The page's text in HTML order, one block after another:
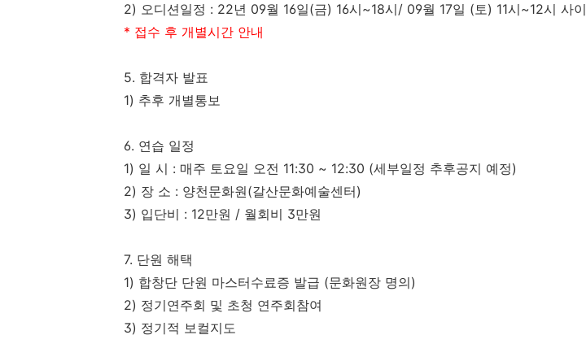
2) 오디션일정 : 22년 09월 16일(금) 16시~18시/ 09월 17일 (토) 11시~12시 사이
* 접수 후 개별시간 안내
5. 합격자 발표
1) 추후 개별통보
6. 연습 일정
1) 일 시 : 매주 토요일 오전 11:30 ~ 12:30 (세부일정 추후공지 예정)
2) 장 소 : 양천문화원(갈산문화예술센터)
3) 입단비 : 12만원 / 월회비 3만원
7. 단원 해택
1) 합창단 단원 마스터수료증 발급 (문화원장 명의)
2) 정기연주회 및 초청 연주회참여
3) 정기적 보컬지도